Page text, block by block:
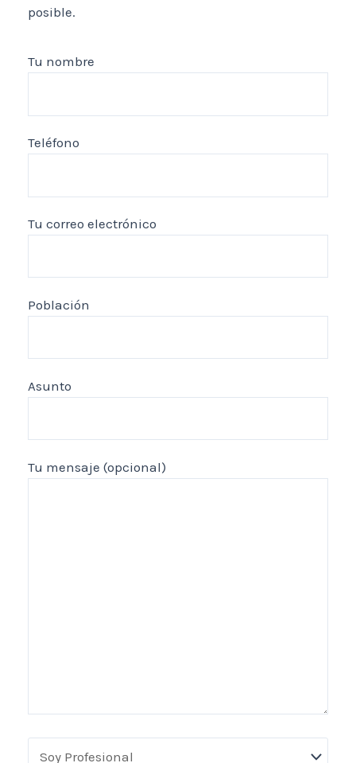
posible.
Tu nombre
Teléfono
Tu correo electrónico
Población
Asunto
Tu mensaje (opcional)